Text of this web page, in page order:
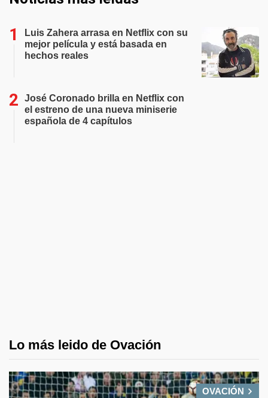
Luis Zahera arrasa en Netflix con su
mejor película y está basada en
hechos reales
José Coronado brilla en Netflix con
el estreno de una nueva miniserie
española de 4 capítulos
Lo más leido de Ovación
OVACIÓN